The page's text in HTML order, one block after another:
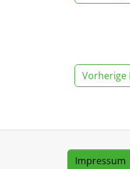
Vorherige
Impressum